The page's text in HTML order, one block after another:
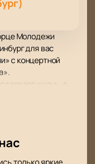
Молодежи
для вас
с концертной
жизнь, а
и докажут вам,
Соколов и